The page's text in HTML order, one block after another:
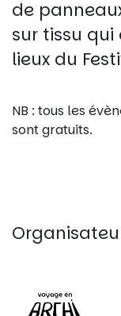
de
sur tissu
lieux du
NB : tous les
sont gratuits.